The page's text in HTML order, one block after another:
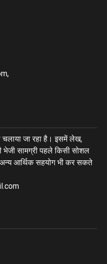
चलाया जा रहा है। इसमें लेख,
सामग्री पहले किसी सोशल
अन्य आर्थिक सहयोग भी कर सकते